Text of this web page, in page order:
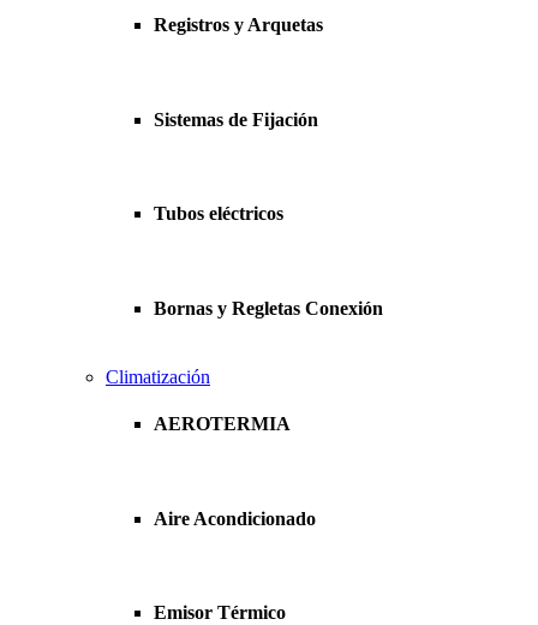
Registros y Arquetas
Sistemas de Fijación
Tubos eléctricos
Bornas y Regletas Conexión
Climatización
AEROTERMIA
Aire Acondicionado
Emisor Térmico